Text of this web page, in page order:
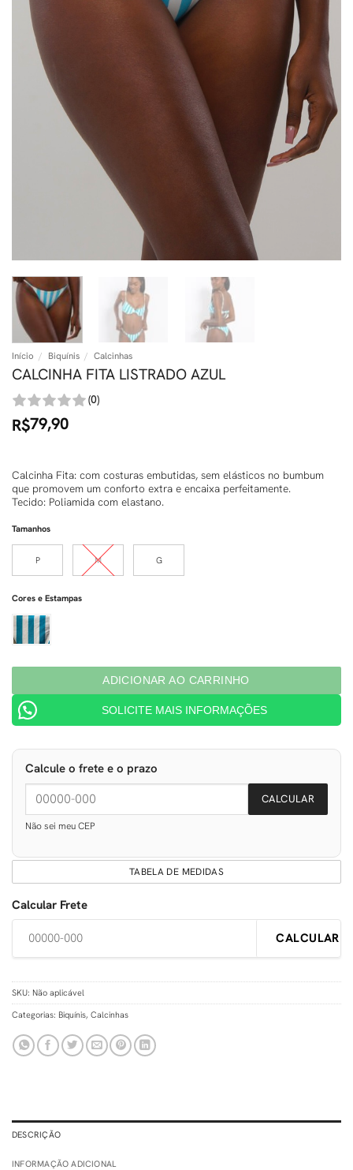
Início / Biquínis / Calcinhas
CALCINHA FITA LISTRADO AZUL
(0)
R$79,90
Calcinha Fita: com costuras embutidas, sem elásticos no bumbum
que promovem um conforto extra e encaixa perfeitamente.
Tecido: Poliamida com elastano.
Tamanhos
P M G
Cores e Estampas
ADICIONAR AO CARRINHO
SOLICITE MAIS INFORMAÇÕES
Calcule o frete e o prazo
CALCULAR
Não sei meu CEP
TABELA DE MEDIDAS
Calcular Frete
CALCULAR
SKU: Não aplicável
Categorias: Biquínis, Calcinhas
DESCRIÇÃO
INFORMAÇÃO ADICIONAL